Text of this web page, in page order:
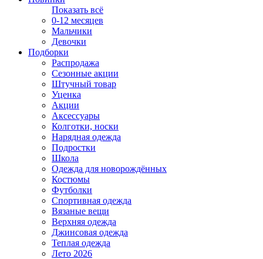
Показать всё
0-12 месяцев
Мальчики
Девочки
Подборки
Распродажа
Сезонные акции
Штучный товар
Уценка
Акции
Аксессуары
Колготки, носки
Нарядная одежда
Подростки
Школа
Одежда для новорождённых
Костюмы
Футболки
Спортивная одежда
Вязаные вещи
Верхняя одежда
Джинсовая одежда
Теплая одежда
Лето 2026